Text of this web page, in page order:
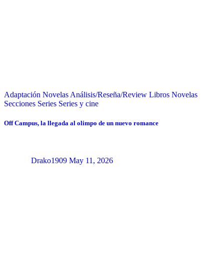
Adaptación Novelas Análisis/Reseña/Review Libros Novelas
Secciones Series Series y cine
Off Campus, la llegada al olimpo de un nuevo romance
Drako1909 May 11, 2026